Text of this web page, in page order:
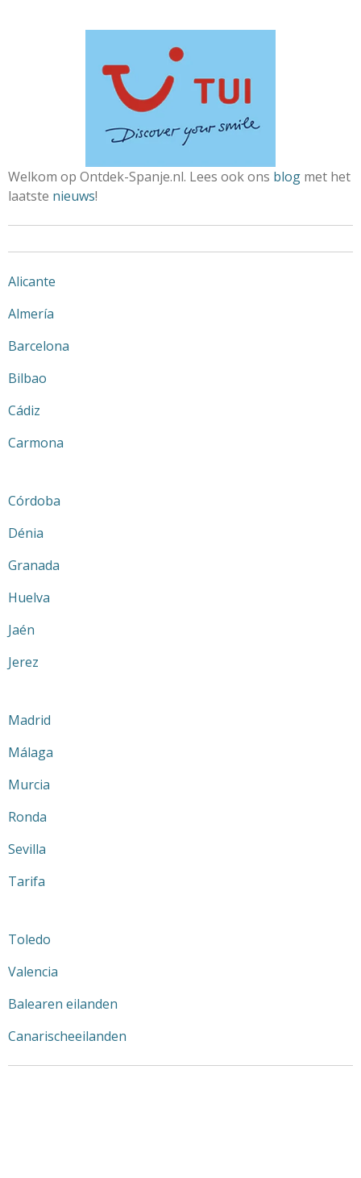
Welkom op Ontdek-Spanje.nl. Lees ook ons blog met het
laatste nieuws!
Alicante
Almería
Barcelona
Bilbao
Cádiz
Carmona
Córdoba
Dénia
Granada
Huelva
Jaén
Jerez
Madrid
Málaga
Murcia
Ronda
Sevilla
Tarifa
Toledo
Valencia
Balearen eilanden
Canarischeeilanden